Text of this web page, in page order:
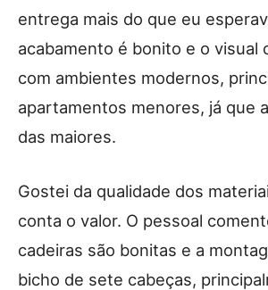
entrega mais do que eu
acabamento é bonito e o visual
com ambientes modernos,
apartamentos menores, já que
das maiores.
Gostei da qualidade dos
conta o valor. O pessoal
cadeiras são bonitas e a
bicho de sete cabeças,